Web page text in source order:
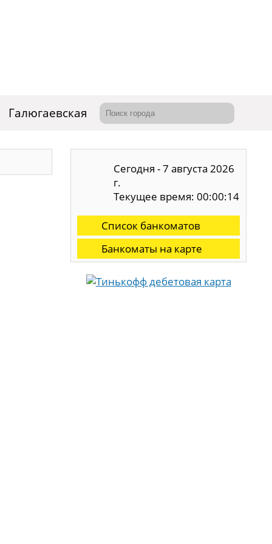
Галюгаевская
Сегодня - 7 августа 2026
г.
Текущее время: 00:00:15
Список банкоматов
Банкоматы на карте